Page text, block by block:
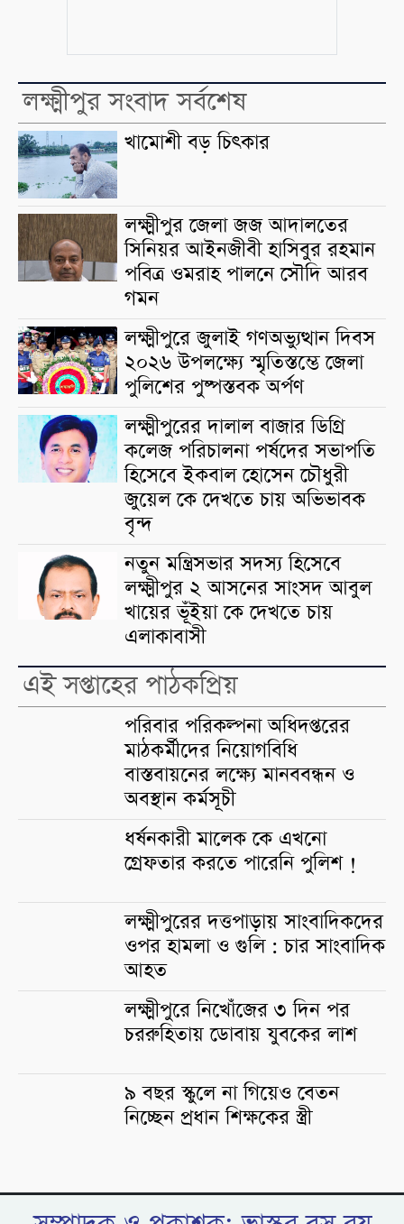
লক্ষ্মীপুর সংবাদ সর্বশেষ
খামোশী বড় চিৎকার
লক্ষ্মীপুর জেলা জজ আদালতের
সিনিয়র আইনজীবী হাসিবুর রহমান
পবিত্র ওমরাহ পালনে সৌদি আরব
গমন
লক্ষ্মীপুরে জুলাই গণঅভ্যুত্থান দিবস
২০২৬ উপলক্ষ্যে স্মৃতিস্তম্ভে জেলা
পুলিশের পুষ্পস্তবক অর্পণ
লক্ষ্মীপুরের দালাল বাজার ডিগ্রি
কলেজ পরিচালনা পর্ষদের সভাপতি
হিসেবে ইকবাল হোসেন চৌধুরী
জুয়েল কে দেখতে চায় অভিভাবক
বৃন্দ
নতুন মন্ত্রিসভার সদস্য হিসেবে
লক্ষ্মীপুর ২ আসনের সাংসদ আবুল
খায়ের ভূঁইয়া কে দেখতে চায়
এলাকাবাসী
এই সপ্তাহের পাঠকপ্রিয়
পরিবার পরিকল্পনা অধিদপ্তরের
মাঠকর্মীদের নিয়োগবিধি
বাস্তবায়নের লক্ষ্যে মানববন্ধন ও
অবস্থান কর্মসূচী
ধর্ষনকারী মালেক কে এখনো
গ্রেফতার করতে পারেনি পুলিশ !
লক্ষ্মীপুরের দত্তপাড়ায় সাংবাদিকদের
ওপর হামলা ও গুলি : চার সাংবাদিক
আহত
লক্ষ্মীপুরে নিখোঁজের ৩ দিন পর
চররুহিতায় ডোবায় যুবকের লাশ
৯ বছর স্কুলে না গিয়েও বেতন
নিচ্ছেন প্রধান শিক্ষকের স্ত্রী